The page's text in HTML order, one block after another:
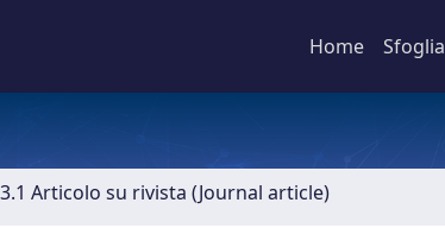
Home Sfoglia
Articolo su rivista (Journal article)